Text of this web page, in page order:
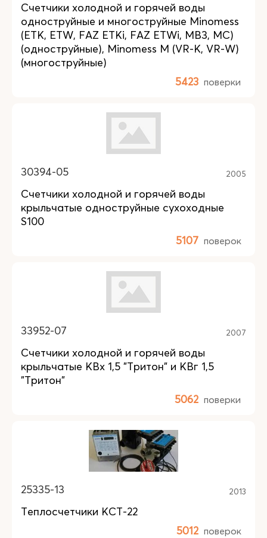
Счетчики холодной и горячей воды
одноструйные и многоструйные Minomess
(ETK, ETW, FAZ ETKi, FAZ ETWi, MB3, MC)
(одноструйные), Minomess M (VR-K, VR-W)
(многоструйные)
5423 поверки
30394-05 2005
Счетчики холодной и горячей воды
крыльчатые одноструйные сухоходные
S100
5107 поверок
33952-07 2007
Счетчики холодной и горячей воды
крыльчатые КВх 1,5 "Тритон" и КВг 1,5
"Тритон"
5062 поверки
25335-13 2013
Теплосчетчики КСТ-22
5012 поверок